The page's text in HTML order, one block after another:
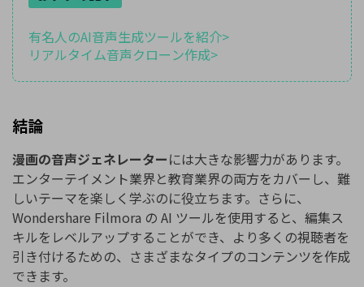
有名人のAI音声生成ツールを紹介>
リアルタイム音声クローン作成>
結論
漫画の音声ジェネレーターには大きな影響力があります。
エンターテイメント業界と教育業界の両方をカバーし、難
しいテーマを楽しく学ぶのに役立ちます。さらに、
Wondershare Filmora の AI ツールを使用すると、編集ス
キルをレベルアップすることができ、より多くの視聴者を
引き付けるための、さまざまなタイプのコンテンツを作成
できます。